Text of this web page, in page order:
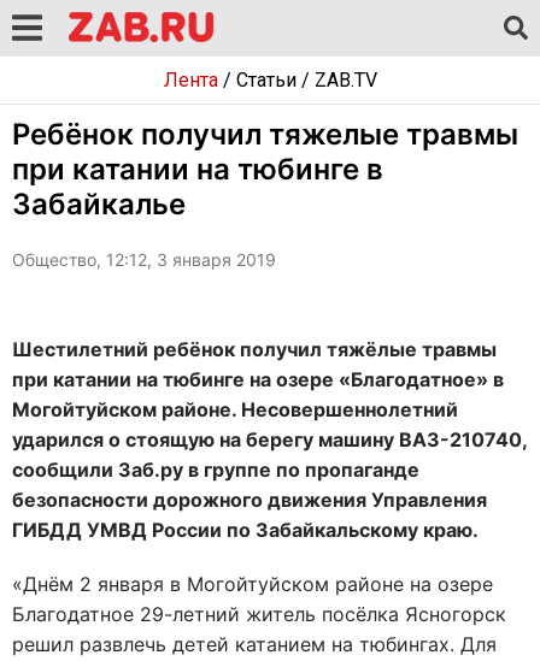
Лента/ Статьи/ ZAB.TV
Ребёнок получил тяжелые травмы
при катании на тюбинге в
Забайкалье
Общество, 12:12, 3 января 2019
Шестилетний ребёнок получил тяжёлые травмы
при катании на тюбинге на озере «Благодатное» в
Могойтуйском районе. Несовершеннолетний
ударился о стоящую на берегу машину ВАЗ-210740,
сообщили Заб.ру в группе по пропаганде
безопасности дорожного движения Управления
ГИБДД УМВД России по Забайкальскому краю.
«Днём 2 января в Могойтуйском районе на озере
Благодатное 29-летний житель посёлка Ясногорск
решил развлечь детей катанием на тюбингах. Для